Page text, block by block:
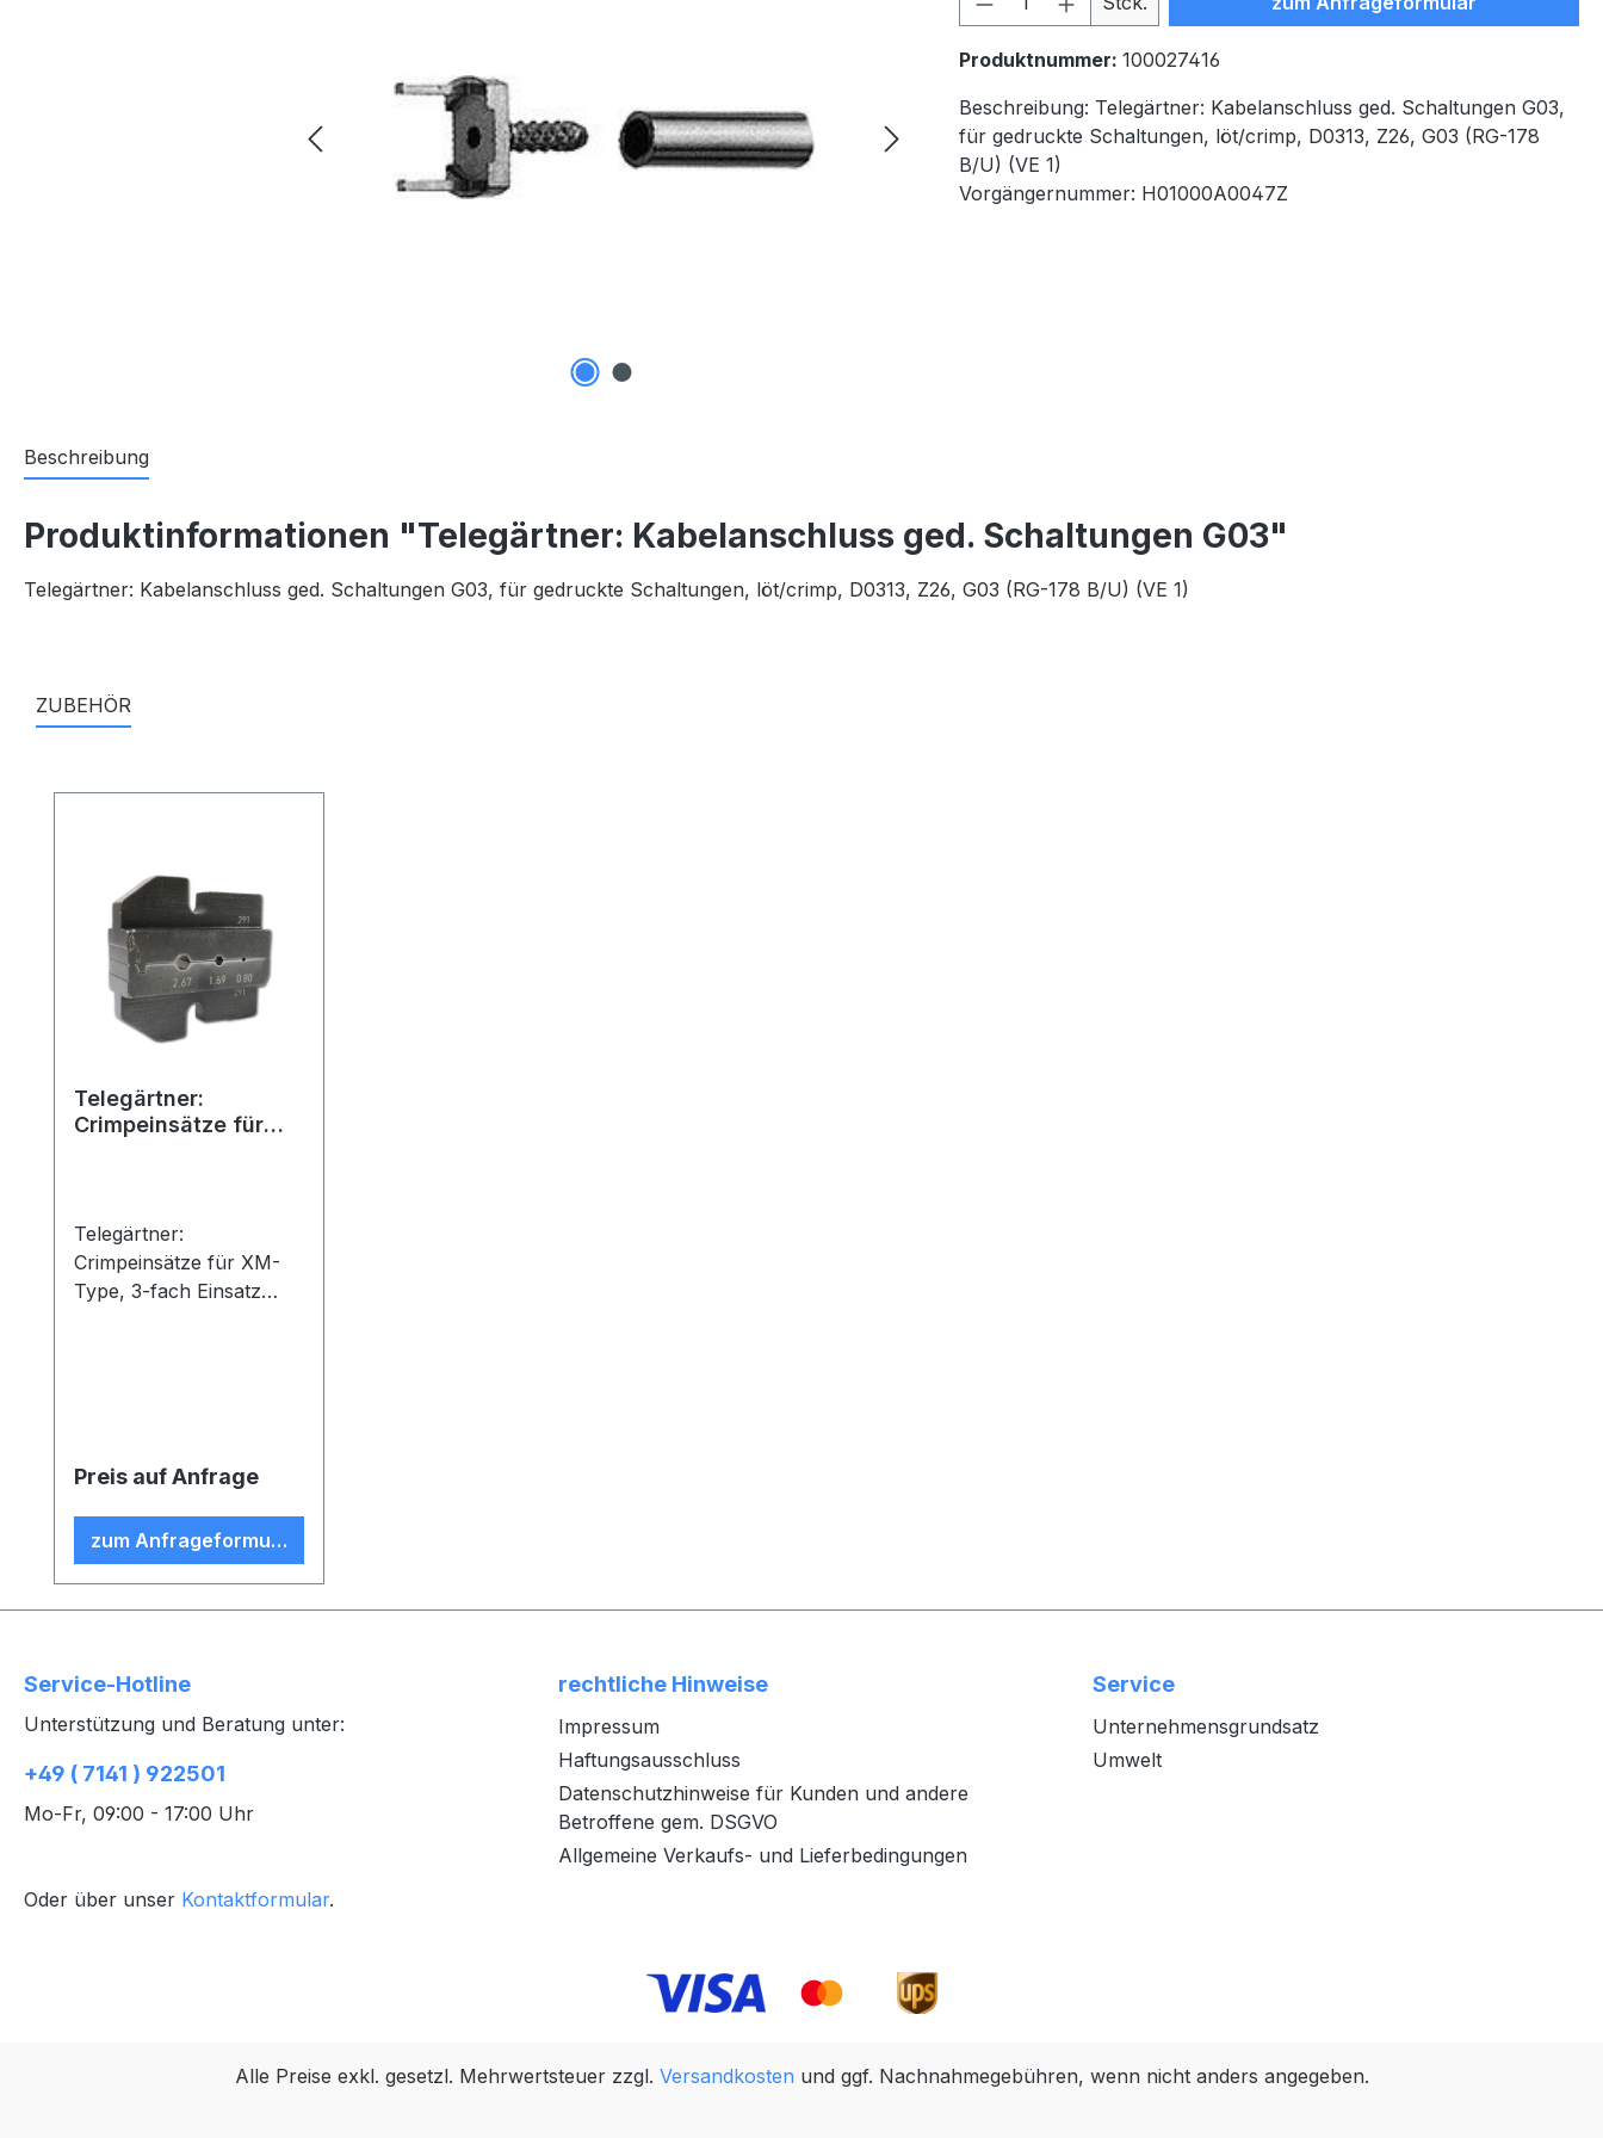
Produktnummer: 100027416
Beschreibung: Telegärtner: Kabelanschluss ged. Schaltungen G03,
für gedruckte Schaltungen, löt/crimp, D0313, Z26, G03 (RG-178
B/U) (VE 1)
Vorgängernummer: H01000A0047Z
Beschreibung
Produktinformationen "Telegärtner: Kabelanschluss ged. Schaltungen G03"
Telegärtner: Kabelanschluss ged. Schaltungen G03, für gedruckte Schaltungen, löt/crimp, D0313, Z26, G03 (RG-178 B/U) (VE 1)
ZUBEHÖR
Telegärtner:
Crimpeinsätze für
Telegärtner:
Crimpeinsätze für XM-
Type, 3-fach Einsatz
Preis auf Anfrage
zum Anfrageformular
Service-Hotline
Unterstützung und Beratung unter:
+49 ( 7141 ) 922501
Mo-Fr, 09:00 - 17:00 Uhr
Oder über unser Kontaktformular.
rechtliche Hinweise
Impressum
Haftungsausschluss
Datenschutzhinweise für Kunden und andere
Betroffene gem. DSGVO
Allgemeine Verkaufs- und Lieferbedingungen
Service
Unternehmensgrundsatz
Umwelt
Alle Preise exkl. gesetzl. Mehrwertsteuer zzgl. Versandkosten und ggf. Nachnahmegebühren, wenn nicht anders angegeben.